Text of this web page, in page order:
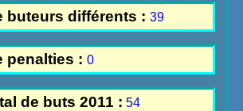
buteurs différents :39
penalties :0
de buts 2011 : 54